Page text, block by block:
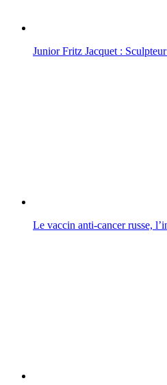
Junior Fritz Jacquet :
Le vaccin anti-cancer russe,